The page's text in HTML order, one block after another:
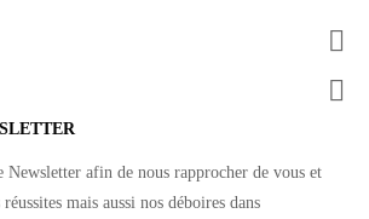


Newsletter afin de nous rapprocher de vous et
mais aussi nos déboires dans